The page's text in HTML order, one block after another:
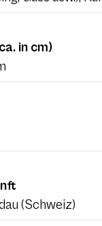
in cm)
(Schweiz)